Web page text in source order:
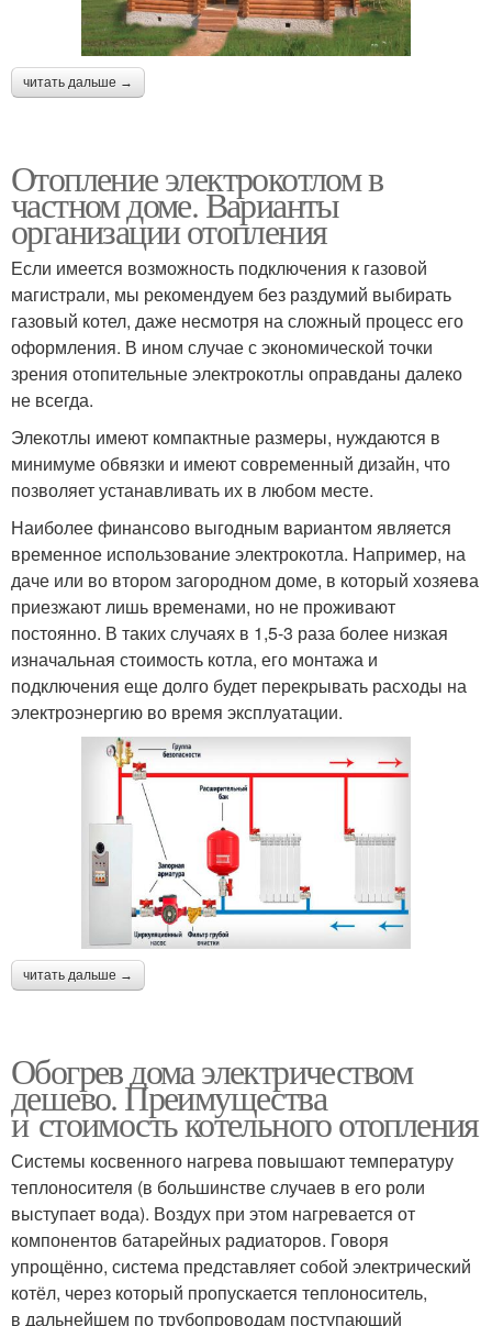
читать дальше →
Отопление электрокотлом в
частном доме. Варианты
организации отопления
Если имеется возможность подключения к газовой
магистрали, мы рекомендуем без раздумий выбирать
газовый котел, даже несмотря на сложный процесс его
оформления. В ином случае с экономической точки
зрения отопительные электрокотлы оправданы далеко
не всегда.
Элекотлы имеют компактные размеры, нуждаются в
минимуме обвязки и имеют современный дизайн, что
позволяет устанавливать их в любом месте.
Наиболее финансово выгодным вариантом является
временное использование электрокотла. Например, на
даче или во втором загородном доме, в который хозяева
приезжают лишь временами, но не проживают
постоянно. В таких случаях в 1,5-3 раза более низкая
изначальная стоимость котла, его монтажа и
подключения еще долго будет перекрывать расходы на
электроэнергию во время эксплуатации.
читать дальше →
Обогрев дома электричеством
дешево. Преимущества
и стоимость котельного отопления
Системы косвенного нагрева повышают температуру
теплоносителя (в большинстве случаев в его роли
выступает вода). Воздух при этом нагревается от
компонентов батарейных радиаторов. Говоря
упрощённо, система представляет собой электрический
котёл, через который пропускается теплоноситель,
в дальнейшем по трубопроводам поступающий